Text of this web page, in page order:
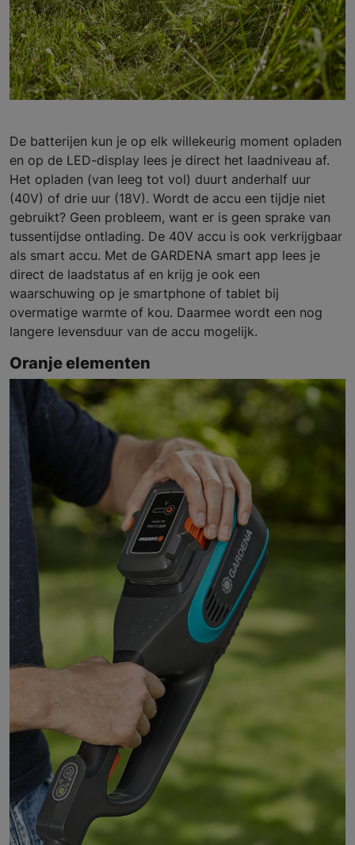
De batterijen kun je op elk willekeurig moment opladen
en op de LED-display lees je direct het laadniveau af.
Het opladen (van leeg tot vol) duurt anderhalf uur
(40V) of drie uur (18V). Wordt de accu een tijdje niet
gebruikt? Geen probleem, want er is geen sprake van
tussentijdse ontlading. De 40V accu is ook verkrijgbaar
als smart accu. Met de GARDENA smart app lees je
direct de laadstatus af en krijg je ook een
waarschuwing op je smartphone of tablet bij
overmatige warmte of kou. Daarmee wordt een nog
langere levensduur van de accu mogelijk.
Oranje elementen